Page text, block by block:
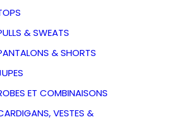
& SWEATS
& SHORTS
ET COMBINAISONS
VESTES &